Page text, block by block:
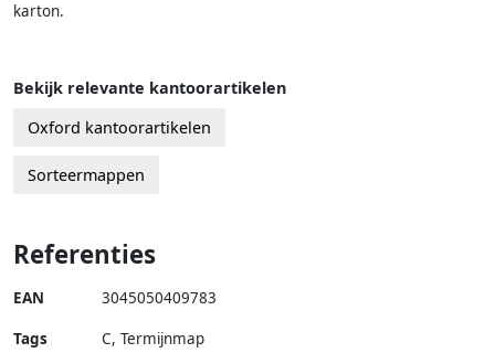
karton.
Bekijk relevante kantoorartikelen
Oxford kantoorartikelen
Sorteermappen
Referenties
EAN 3045050409783
Tags
C, Termijnmap